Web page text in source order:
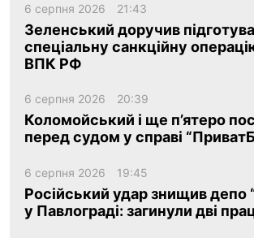
6 серпня 2026 21:43
Зеленський доручив
спеціальну санкційну
ВПК РФ
6 серпня 2026 20:39
Коломойський і ще п’ятеро
перед судом у справі
6 серпня 2026 19:45
Російський удар знищив депо
у Павлограді: загинули дві